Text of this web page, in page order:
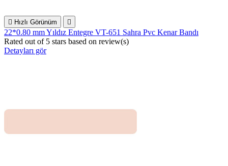
 Hızlı Görünüm 
22*0.80 mm Yıldız Entegre VT-651 Sahra Pvc Kenar Bandı
Rated out of 5 stars based on review(s)
Detayları gör